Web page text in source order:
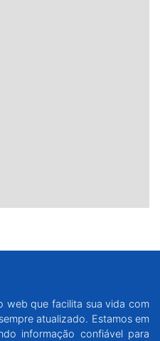
web que facilita sua vida com
atualizado. Estamos em
informação confiável para